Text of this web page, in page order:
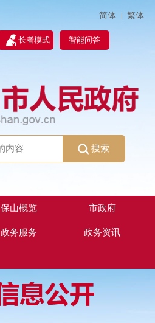
简体 | 繁体
长者模式 智能问答
搜索
保山概览 市政府
政务服务 政务资讯